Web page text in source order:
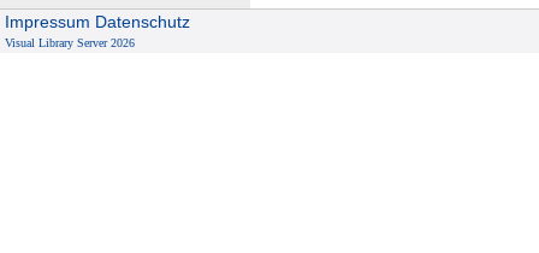
Impressum Datenschutz
Visual Library Server 2026